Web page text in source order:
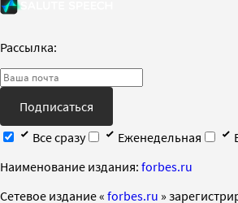
Рассылка:
Подписаться
Все сразу
Еженедельная
Наименование издания: forbes.ru
Cетевое издание « forbes.ru »